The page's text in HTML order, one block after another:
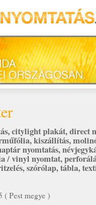
,citylight plakát,direct
,kiszállítás,
nyomtatás,
/ vinyl nyomtat,
,szórólap,tábla,
( Pest megye )